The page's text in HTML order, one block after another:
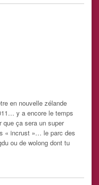
en nouvelle zélande
y a encore le temps
que ça sera un super
« incrust »… le parc des
ou de wolong dont tu